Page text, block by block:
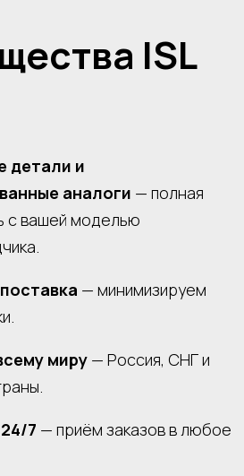
ISL
детали и
аналоги — полная
с вашей моделью
— минимизируем
миру — Россия, СНГ и
7 — приём заказов в любое